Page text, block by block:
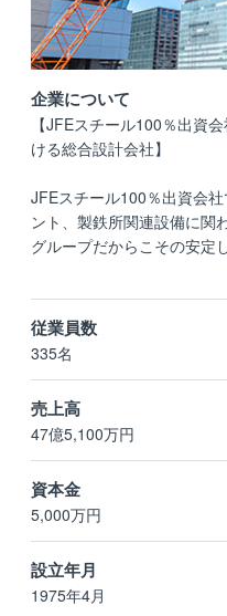
設立年月
1975年4月
資本金
5,000万円
売上高
47億5,100万円
従業員数
335名
企業について
【JFEスチール100％出資
ける総合設計会社】
JFEスチール100％出資会
ント、製鉄所関連設備に関
グループだからこその安定